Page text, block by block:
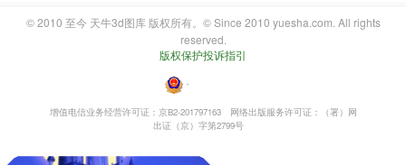
© 2010 至今 天牛3d图库 版权所有。© Since 2010 yuesha.com. All rights
reserved.
版权保护投诉指引
・
增值电信业务经营许可证：京B2-201797163
网络出版服务许可证：（署）网
出证（京）字第2799号